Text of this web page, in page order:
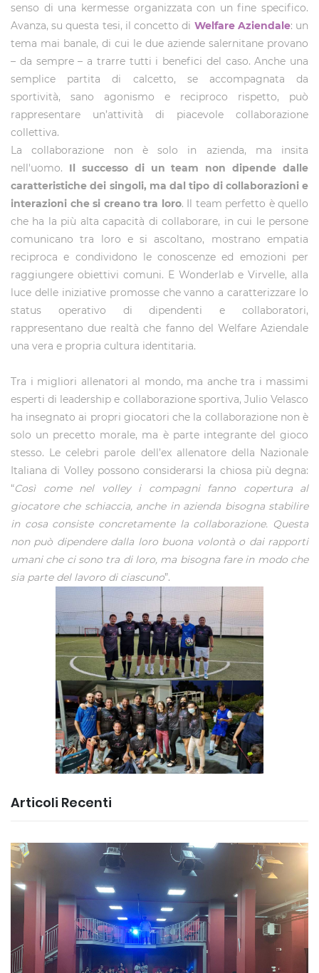
senso di una kermesse organizzata con un fine specifico.
Avanza, su questa tesi, il concetto di Welfare Aziendale: un
tema mai banale, di cui le due aziende salernitane provano
– da sempre – a trarre tutti i benefici del caso. Anche una
semplice partita di calcetto, se accompagnata da
sportività, sano agonismo e reciproco rispetto, può
rappresentare un’attività di piacevole collaborazione
collettiva.
La collaborazione non è solo in azienda, ma insita
nell'uomo. Il successo di un team non dipende dalle
caratteristiche dei singoli, ma dal tipo di collaborazioni e
interazioni che si creano tra loro. Il team perfetto è quello
che ha la più alta capacità di collaborare, in cui le persone
comunicano tra loro e si ascoltano, mostrano empatia
reciproca e condividono le conoscenze ed emozioni per
raggiungere obiettivi comuni. E Wonderlab e Virvelle, alla
luce delle iniziative promosse che vanno a caratterizzare lo
status operativo di dipendenti e collaboratori,
rappresentano due realtà che fanno del Welfare Aziendale
una vera e propria cultura identitaria.
Tra i migliori allenatori al mondo, ma anche tra i massimi
esperti di leadership e collaborazione sportiva, Julio Velasco
ha insegnato ai propri giocatori che la collaborazione non è
solo un precetto morale, ma è parte integrante del gioco
stesso. Le celebri parole dell’ex allenatore della Nazionale
Italiana di Volley possono considerarsi la chiosa più degna:
“Così come nel volley i compagni fanno copertura al
giocatore che schiaccia, anche in azienda bisogna stabilire
in cosa consiste concretamente la collaborazione. Questa
non può dipendere dalla loro buona volontà o dai rapporti
umani che ci sono tra di loro, ma bisogna fare in modo che
sia parte del lavoro di ciascuno”.
Articoli Recenti